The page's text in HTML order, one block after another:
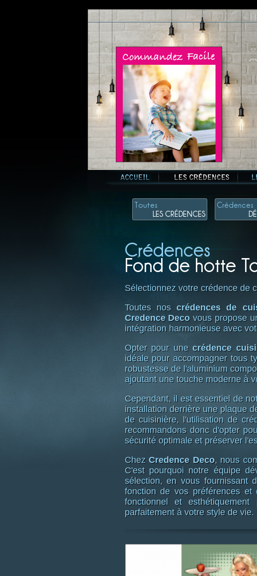
Toutes
LES CRÉDENCES
Crédences
Crédences
Fond de hotte
Sélectionnez votre crédence de
Toutes nos crédences de
Credence Decovous propose
intégration harmonieuse avec
Opter pour unecrédence
idéale pour accompagner tous
robustesse de l'aluminium
ajoutant une touche moderne à
Cependant, il est essentiel de
installation derrière une plaque
de cuisinière, l'utilisation de
recommandons donc d'opter
sécurité optimale et préserver
ChezCredence Deco, nous
C'est pourquoi notre équipe
sélection, en vous fournissant
fonction de vos préférences et
fonctionnel et
parfaitement à votre style de vie.